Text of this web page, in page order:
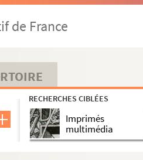
de France
RECHERCHES CIBLÉES
Imprimés
multimédia